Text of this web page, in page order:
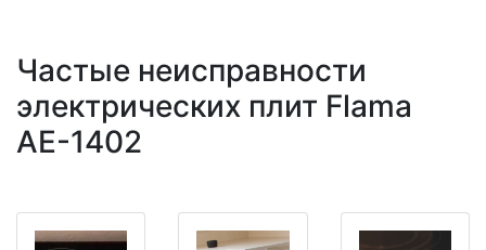
Частые неисправности
электрических плит Flama
AE-1402